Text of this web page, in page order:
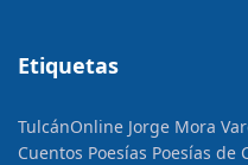
Etiquetas
TulcánOnline Jorge Mora
Cuentos Poesías Poesías de